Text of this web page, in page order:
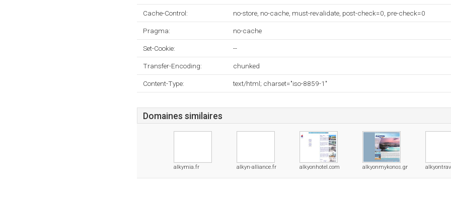
Cache-Control: no-store, no-cache, must-revalidate, post-check=0, pre-check=0
Pragma: no-cache
Set-Cookie: --
Transfer-Encoding: chunked
Content-Type: text/html; charset="iso-8859-1"
Domaines similaires
alkymia.fr alkyn-alliance.fr alkyonhotel.com alkyonmykonos.gr